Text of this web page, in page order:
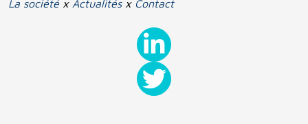
La société x Actualitésx Contact